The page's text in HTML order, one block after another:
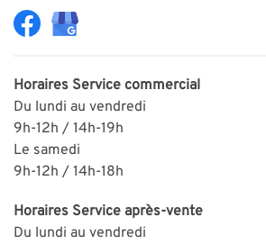
Horaires Service commercial
Du lundi au vendredi
9h-12h / 14h-19h
Le samedi
9h-12h / 14h-18h
Horaires Service après-vente
Du lundi au vendredi